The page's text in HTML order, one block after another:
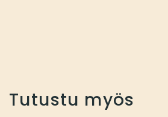
Tutustu myös